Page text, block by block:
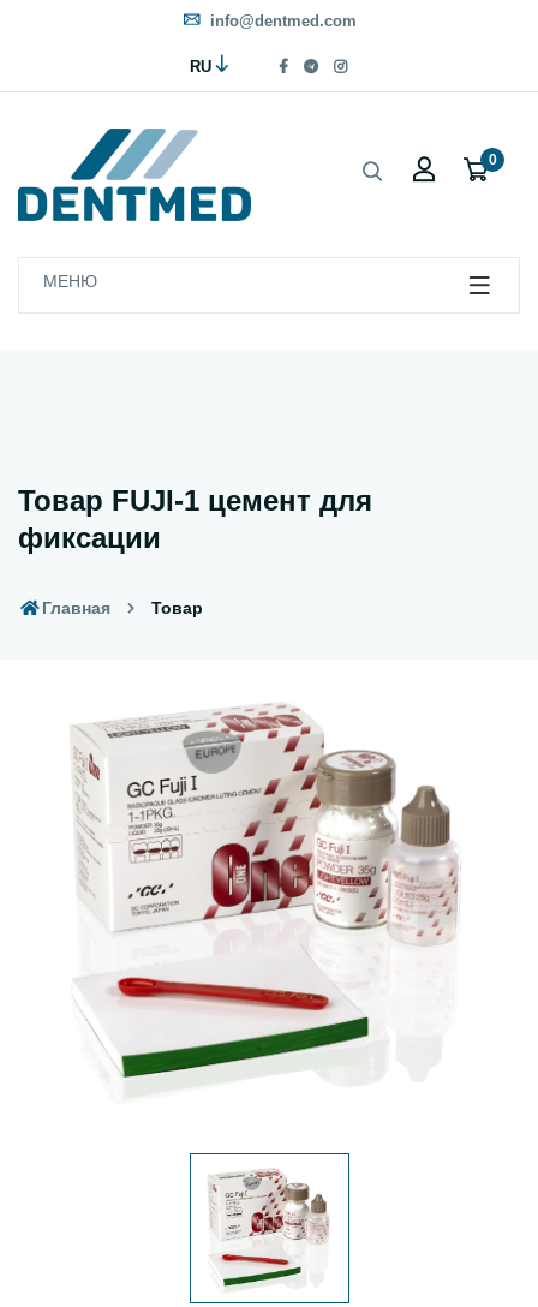
info@dentmed.com
RU
0
МЕНЮ
Товар FUJI-1 цемент для
фиксации
Главная Товар